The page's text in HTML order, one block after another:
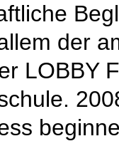
der
LOBBY